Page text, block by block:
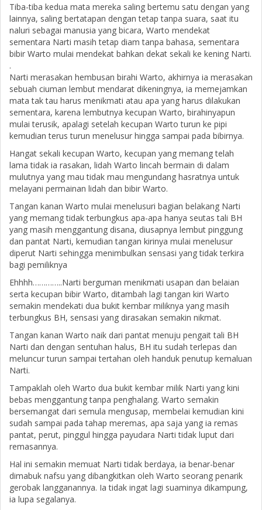
Tiba-tiba kedua mata mereka saling bertemu satu dengan yang
lainnya, saling bertatapan dengan tetap tanpa suara, saat itu
naluri sebagai manusia yang bicara, Warto mendekat
sementara Narti masih tetap diam tanpa bahasa, sementara
bibir Warto mulai mendekat bahkan dekat sekali ke kening Narti.
.
Narti merasakan hembusan birahi Warto, akhirnya ia merasakan
sebuah ciuman lembut mendarat dikeningnya, ia memejamkan
mata tak tau harus menikmati atau apa yang harus dilakukan
sementara, karena lembutnya kecupan Warto, birahinyapun
mulai terusik, apalagi setelah kecupan Warto turun ke pipi
kemudian terus turun menelusur hingga sampai pada bibirnya.
Hangat sekali kecupan Warto, kecupan yang memang telah
lama tidak ia rasakan, lidah Warto lincah bermain di dalam
mulutnya yang mau tidak mau mengundang hasratnya untuk
melayani permainan lidah dan bibir Warto.
Tangan kanan Warto mulai menelusuri bagian belakang Narti
yang memang tidak terbungkus apa-apa hanya seutas tali BH
yang masih menggantung disana, diusapnya lembut pinggung
dan pantat Narti, kemudian tangan kirinya mulai menelusur
diperut Narti sehingga menimbulkan sensasi yang tidak terkira
bagi pemiliknya
Ehhhh…………..Narti berguman menikmati usapan dan belaian
serta kecupan bibir Warto, ditambah lagi tangan kiri Warto
semakin mendekati dua bukit kembar miliknya yang masih
terbungkus BH, sensasi yang dirasakan semakin nikmat.
Tangan kanan Warto naik dari pantat menuju pengait tali BH
Narti dan dengan sentuhan halus, BH itu sudah terlepas dan
meluncur turun sampai tertahan oleh handuk penutup kemaluan
Narti.
Tampaklah oleh Warto dua bukit kembar milik Narti yang kini
bebas menggantung tanpa penghalang. Warto semakin
bersemangat dari semula mengusap, membelai kemudian kini
sudah sampai pada tahap meremas, apa saja yang ia remas
pantat, perut, pinggul hingga payudara Narti tidak luput dari
remasannya.
Hal ini semakin memuat Narti tidak berdaya, ia benar-benar
dimabuk nafsu yang dibangkitkan oleh Warto seorang penarik
gerobak langganannya. Ia tidak ingat lagi suaminya dikampung,
ia lupa segalanya.